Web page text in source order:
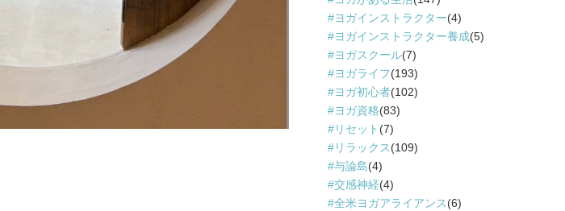
ヨガインストラクター(4)
ヨガインストラクター養成(5)
ヨガスクール(7)
ヨガライフ(193)
ヨガ初心者(102)
ヨガ資格(83)
リセット (7)
リラックス(109)
与論島(4)
交感神経(4)
全米ヨガアライアンス(6)